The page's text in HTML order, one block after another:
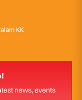
KK
news, events